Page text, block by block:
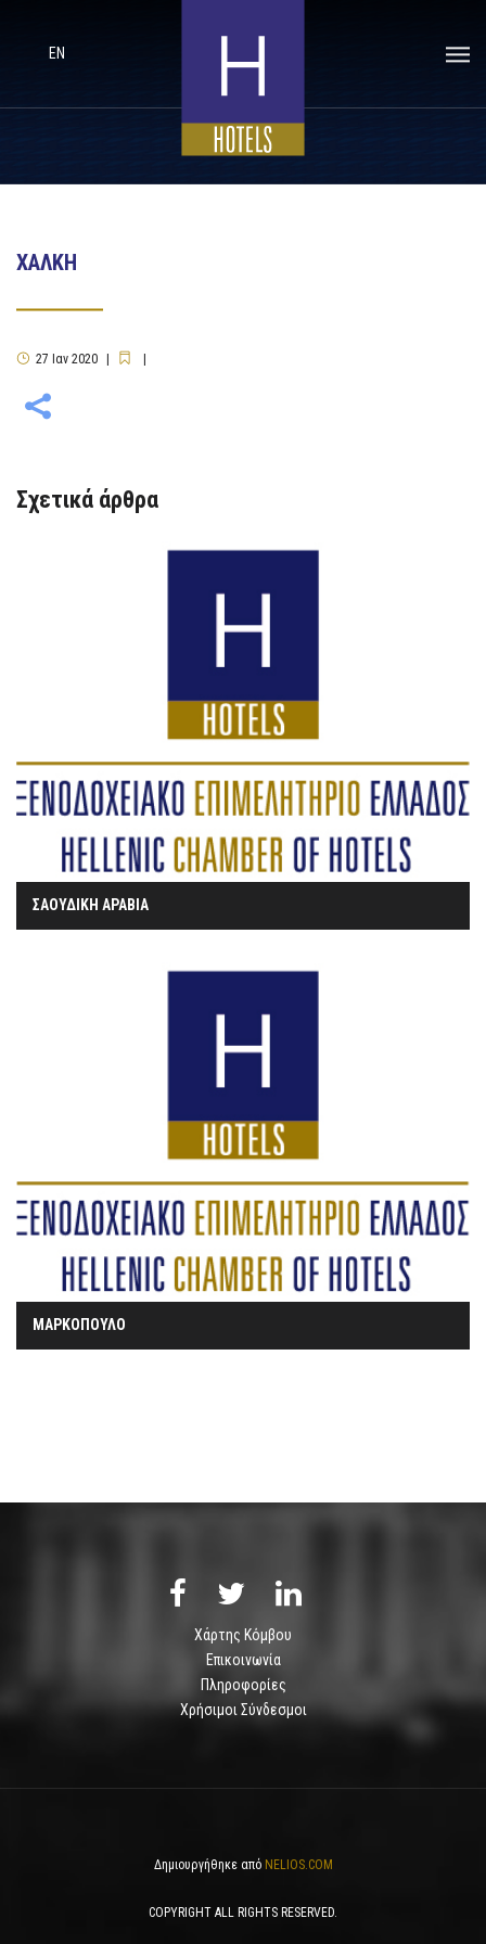
EN
ΧΑΛΚΗ
27 Ιαν 2020
Σχετικά άρθρα
ΣΑΟΥΔΙΚΗ ΑΡΑΒΙΑ
ΜΑΡΚΟΠΟΥΛΟ
Χάρτης Κόμβου
Επικοινωνία
Πληροφορίες
Χρήσιμοι Σύνδεσμοι
Δημιουργήθηκε από NELIOS.COM
COPYRIGHT ALL RIGHTS RESERVED.